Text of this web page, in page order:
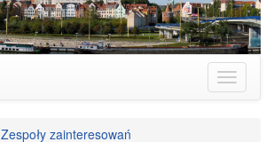
Zespoły zainteresowań